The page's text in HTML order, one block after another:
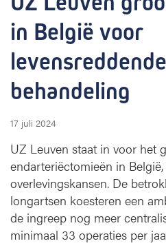
t
e
e
n
r
i
n
B
e
l
g
i
in België voor
behandeling
17 juli 2024
UZ Leuven staat in voor het
endarteriëctomieën in
overlevingskansen. De
longartsen koesteren een
de ingreep nog meer
minimaal 33 operaties per